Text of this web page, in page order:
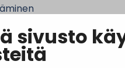
sivusto